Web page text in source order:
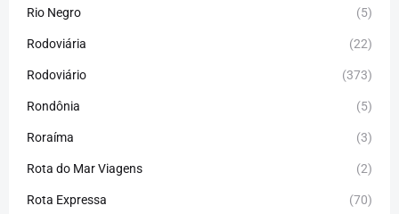
Rio Negro (5)
Rodoviária (22)
Rodoviário (373)
Rondônia (5)
Roraíma (3)
Rota do Mar Viagens (2)
Rota Expressa (70)